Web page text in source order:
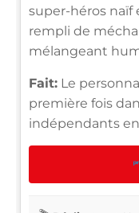
super-héros
rempli de
mélangeant
Fait: Le
première fois
indépendants en